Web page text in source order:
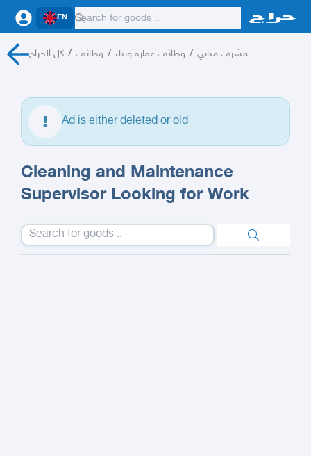
EN
كل الحراج / وظائف / وظائف عمارة وبناء / مشرف مباني
Ad is either deleted or old
Cleaning and Maintenance
Supervisor Looking for Work